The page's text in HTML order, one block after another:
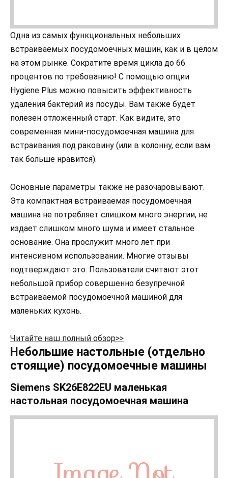
Одна из самых функциональных небольших
встраиваемых посудомоечных машин, как и в целом
на этом рынке. Сократите время цикла до 66
процентов по требованию! С помощью опции
Hygiene Plus можно повысить эффективность
удаления бактерий из посуды. Вам также будет
полезен отложенный старт. Как видите, это
современная мини-посудомоечная машина для
встраивания под раковину (или в колонну, если вам
так больше нравится).
Основные параметры также не разочаровывают.
Эта компактная встраиваемая посудомоечная
машина не потребляет слишком много энергии, не
издает слишком много шума и имеет стальное
основание. Она прослужит много лет при
интенсивном использовании. Многие отзывы
подтверждают это. Пользователи считают этот
небольшой прибор совершенно безупречной
встраиваемой посудомоечной машиной для
маленьких кухонь.
Читайте наш полный обзор>>
Небольшие настольные (отдельно
стоящие) посудомоечные машины
Siemens SK26E822EU маленькая
настольная посудомоечная машина